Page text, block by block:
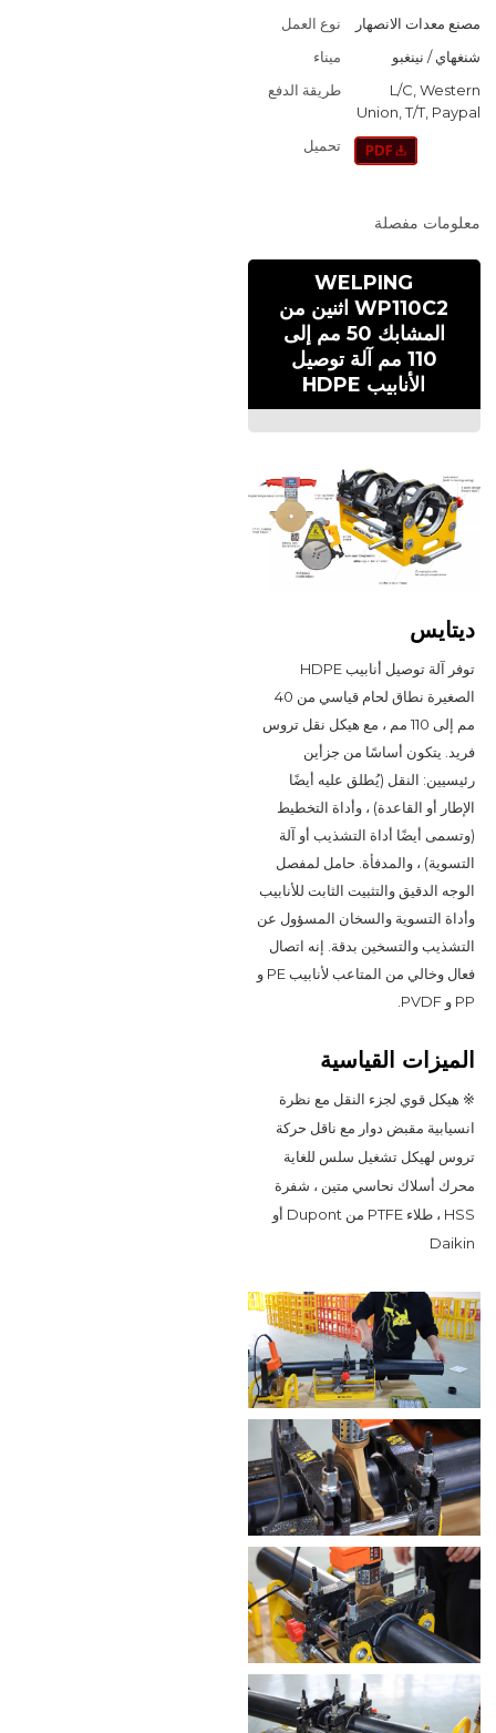
نوع العمل
مصنع معدات الانصهار
ميناء
شنغهاي / نينغبو
طريقة الدفع
L/C, Western
Union, T/T, Paypal
تحميل
معلومات مفصلة
WELPING
WP110C2 اثنين من
المشابك 50 مم إلى
110 مم آلة توصيل
الأنابيب HDPE
ديتايس
PP و PVDF.
الميزات القياسية
Daikin